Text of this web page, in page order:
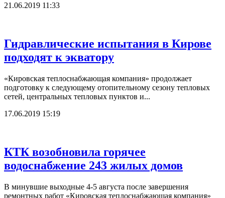
21.06.2019 11:33
Гидравлические испытания в Кирове
подходят к экватору
«Кировская теплоснабжающая компания» продолжает
подготовку к следующему отопительному сезону тепловых
сетей, центральных тепловых пунктов и...
17.06.2019 15:19
КТК возобновила горячее
водоснабжение 243 жилых домов
В минувшие выходные 4-5 августа после завершения
ремонтных работ «Кировская теплоснабжающая компания»